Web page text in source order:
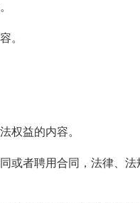
。
权益的内容。
或者聘用合同，法律、法